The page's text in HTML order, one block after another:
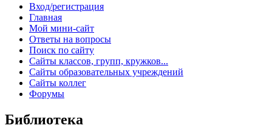
Вход/регистрация
Главная
Мой мини-сайт
Ответы на вопросы
Поиск по сайту
Сайты классов, групп, кружков...
Сайты образовательных учреждений
Сайты коллег
Форумы
Библиотека